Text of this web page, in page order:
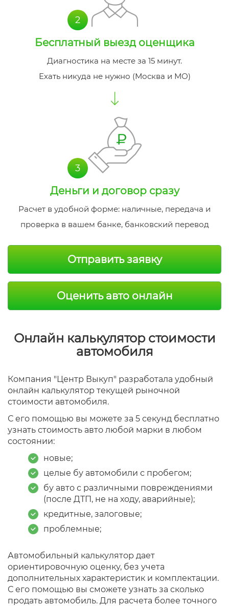
2
Бесплатный выезд оценщика
Диагностика на месте за 15 минут.
Ехать никуда не нужно (Москва и МО)
3
Деньги и договор сразу
Расчет в удобной форме: наличные, передача и
проверка в вашем банке, банковский перевод
Отправить заявку
Оценить авто онлайн
Онлайн калькулятор стоимости
автомобиля
Компания "Центр Выкуп" разработала удобный
онлайн калькулятор текущей рыночной
стоимости автомобиля.
С его помощью вы можете за 5 секунд бесплатно
узнать стоимость авто любой марки в любом
состоянии:
новые;
целые бу автомобили с пробегом;
бу авто с различными повреждениями
(после ДТП, не на ходу, аварийные);
кредитные, залоговые;
проблемные;
Автомобильный калькулятор дает
ориентировочную оценку, без учета
дополнительных характеристик и комплектации.
С его помощью вы сможете узнать за сколько
продать автомобиль. Для расчета более точного